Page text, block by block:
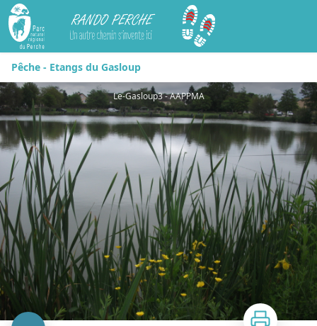
Rando Perche
Pêche - Etangs du Gasloup
Le-Gasloup3 - AAPPMA